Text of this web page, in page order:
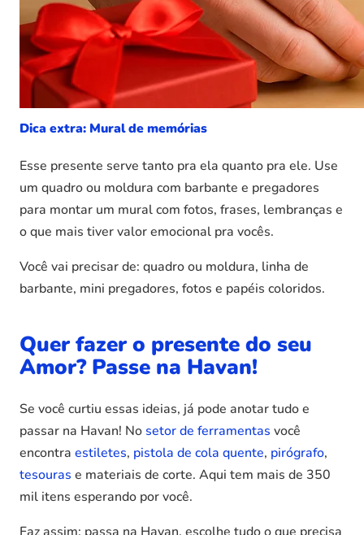
Dica extra: Mural de memórias
Esse presente serve tanto pra ela quanto pra ele. Use
um quadro ou moldura com barbante e pregadores
para montar um mural com fotos, frases, lembranças e
o que mais tiver valor emocional pra vocês.
Você vai precisar de: quadro ou moldura, linha de
barbante, mini pregadores, fotos e papéis coloridos.
Quer fazer o presente do seu
Amor? Passe na Havan!
Se você curtiu essas ideias, já pode anotar tudo e
passar na Havan! Nosetor de ferramentas você
encontra estiletes, pistola de cola quente, pirógrafo,
tesouras e materiais de corte. Aqui tem mais de 350
mil itens esperando por você.